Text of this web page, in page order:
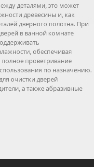
деталями, это может
древесины и, как
дверного полотна. При
в ванной комнате
обеспечивая
проветривание
по назначению.
очистки дверей
а также абразивные